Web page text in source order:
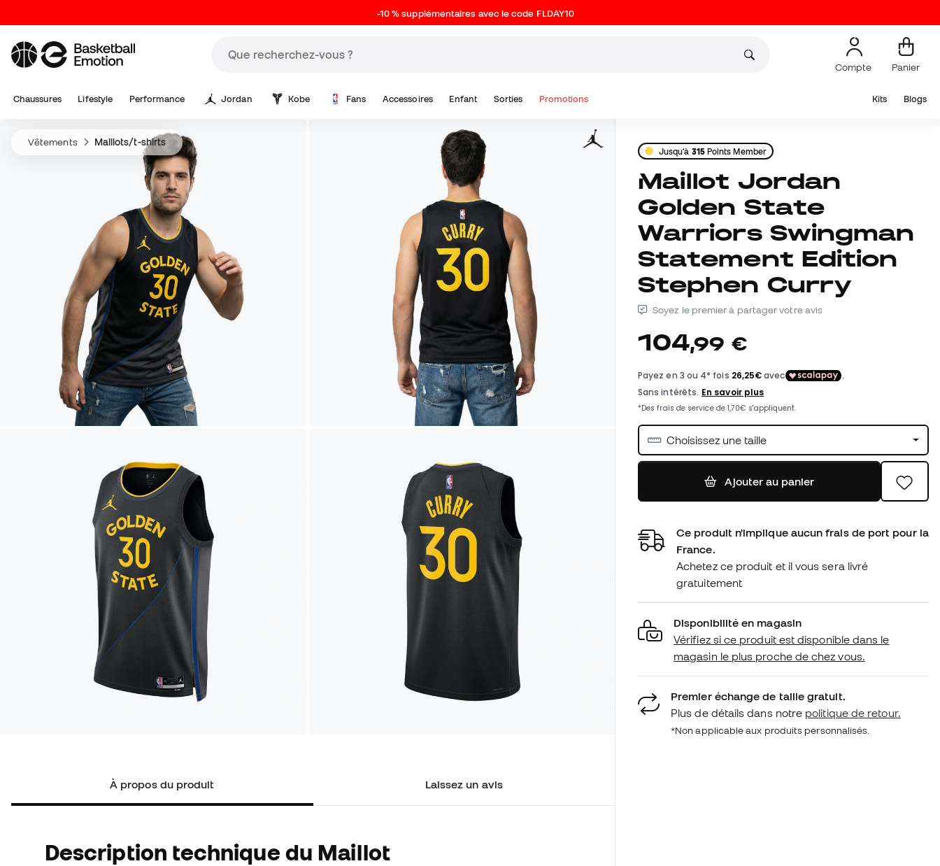
-10 % supplémentaires avec le code FLDAY10
Compte Panier
Chaussures Lifestyle Performance Jordan Kobe Fans Accessoires Enfant Sorties Promotions Kits Blogs
Vêtements Maillots/t-shirts
À propos du produit Laissez un avis
Description technique du Maillot
Jusqu'à 315Points Member
Maillot Jordan
Golden State
Warriors Swingman
Statement Edition
Stephen Curry
Soyez le premier à partager votre avis
104,99 €
Choisissez une taille
Ajouter au panier
Ce produit n'implique aucun frais de port pour la
France.
Achetez ce produit et il vous sera livré
gratuitement
Disponibilité en magasin
Vérifiez si ce produit est disponible dans le
magasin le plus proche de chez vous.
Premier échange de taille gratuit.
Plus de détails dans notre politique de retour.
*Non applicable aux produits personnalisés.